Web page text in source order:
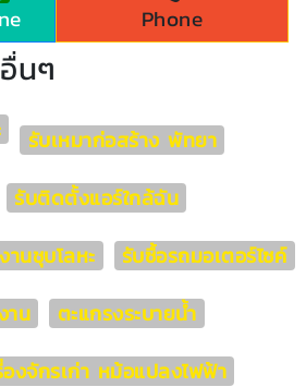
Phone
นๆ
รับเหมาก่อสร้าง พัทยา
รับติดตั้งแอร์ใกล้ฉัน
านชุบโลหะ
รับซื้อรถมอเตอร์ไซค์
าน
ตะแกรงระบายน้ำ
องจักรเก่า หม้อแปลงไฟฟ้า